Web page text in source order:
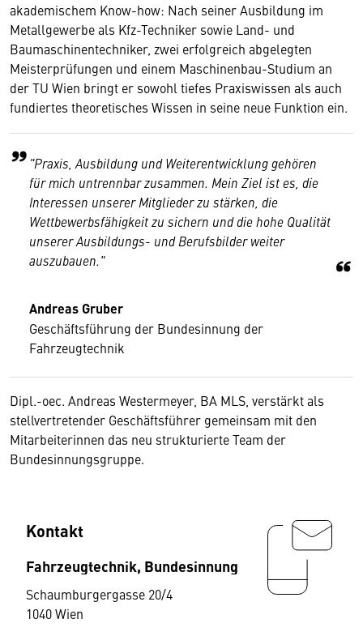
akademischem Know-how: Nach seiner Ausbildung im
Metallgewerbe als Kfz-Techniker sowie Land- und
Baumaschinentechniker, zwei erfolgreich abgelegten
Meisterprüfungen und einem Maschinenbau-Studium an
der TU Wien bringt er sowohl tiefes Praxiswissen als auch
fundiertes theoretisches Wissen in seine neue Funktion ein.
"Praxis, Ausbildung und Weiterentwicklung gehören
für mich untrennbar zusammen. Mein Ziel ist es, die
Interessen unserer Mitglieder zu stärken, die
Wettbewerbsfähigkeit zu sichern und die hohe Qualität
unserer Ausbildungs- und Berufsbilder weiter
auszubauen."
Andreas Gruber
Geschäftsführung der Bundesinnung der
Fahrzeugtechnik
Dipl.-oec. Andreas Westermeyer, BA MLS, verstärkt als
stellvertretender Geschäftsführer gemeinsam mit den
Mitarbeiterinnen das neu strukturierte Team der
Bundesinnungsgruppe.
Kontakt
Fahrzeugtechnik, Bundesinnung
Schaumburgergasse 20/4
1040 Wien